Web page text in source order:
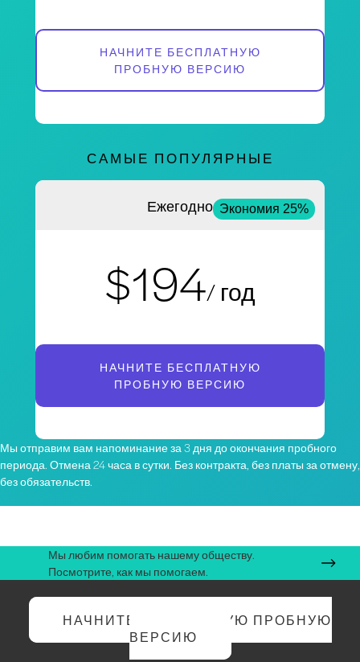
НАЧНИТЕ БЕСПЛАТНУЮ
ПРОБНУЮ ВЕРСИЮ
САМЫЕ ПОПУЛЯРНЫЕ
Ежегодно Экономия 25%
$194/ год
НАЧНИТЕ БЕСПЛАТНУЮ
ПРОБНУЮ ВЕРСИЮ
Мы отправим вам напоминание за 3 дня до окончания пробного
периода. Отмена 24 часа в сутки. Без контракта, без платы за отмену,
без обязательств.
Мы любим помогать нашему обществу.
Посмотрите, как мы помогаем.
НАЧНИТЕ БЕСПЛАТНУЮ ПРОБНУЮ
ВЕРСИЮ